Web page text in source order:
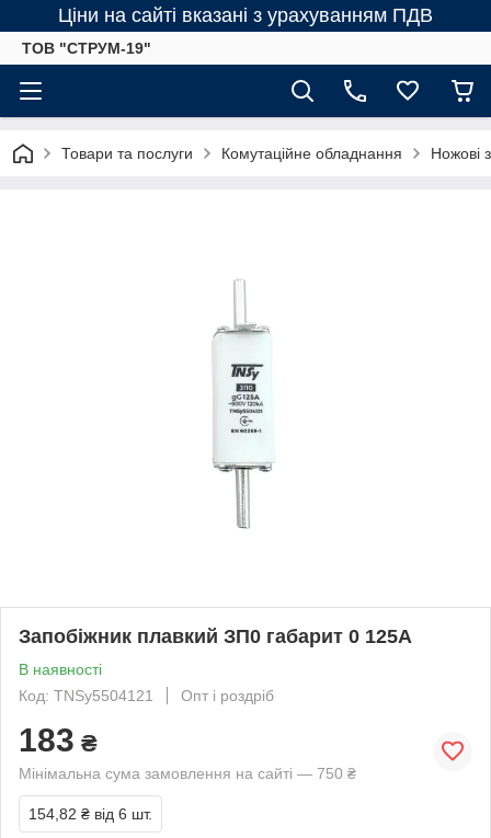
Ціни на сайті вказані з урахуванням ПДВ
ТОВ "СТРУМ-19"
Товари та послуги Комутаційне обладнання Ножові
Запобіжник плавкий ЗП0 габарит 0 125А
В наявності
Код: TNSy5504121
Опт і роздріб
183 ₴
Мінімальна сума замовлення на сайті — 750 ₴
154,82 ₴ від 6 шт.